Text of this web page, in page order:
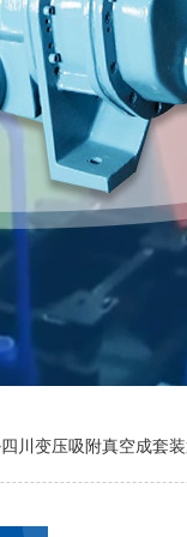
四川变压吸附真空成套